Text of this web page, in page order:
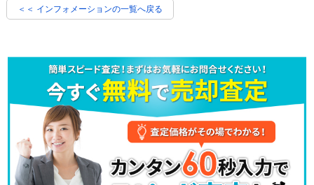
＜＜ インフォメーションの一覧へ戻る